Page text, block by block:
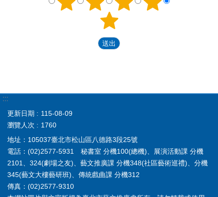
:::
更新日期
115-08-09
瀏覽人次
1760
地址：105037臺北市松山區八德路3段25號
電話：(02)2577-5931 秘書室 分機100(總機)、展演活動課 分機
2101、324(劇場之友)、藝文推廣課 分機348(社區藝術巡禮)、分機
345(藝文大樓藝研班)、傳統戲曲課 分機312
傳真：(02)2577-9310